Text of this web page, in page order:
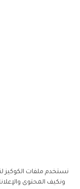
نستخدم ملفات الكوكيز
ونكيف المحتوى